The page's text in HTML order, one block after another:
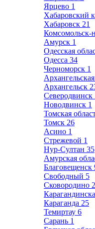
Ярцево 1
Хабаровский
Хабаровск 21
Комсомольск-
Амурск 1
Одесская
Одесса 34
Черноморск 1
Архангельск
Северодвинск
Новодвинск 1
Томская
Томск 26
Асино 1
Стрежевой 1
Нур-Султан 35
Амурская
Благовещенск
Свободный 5
Сковородино 2
Караганда 25
Темиртау 6
Сарань 1